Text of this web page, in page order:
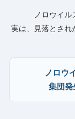
ノロウイ
実は、見落とされ
ノロウ
集団発